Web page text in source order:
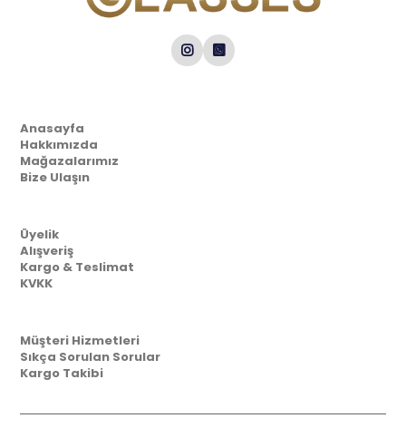
Anasayfa
Hakkımızda
Mağazalarımız
Bize Ulaşın
Üyelik
Alışveriş
Kargo & Teslimat
KVKK
Müşteri Hizmetleri
Sıkça Sorulan Sorular
Kargo Takibi